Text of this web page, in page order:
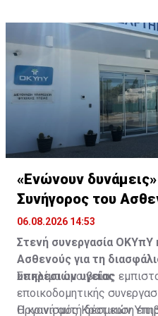
«Ενώνουν
Συνήγορος του
υγείας
06.08.2026 14:53
Στενή συνεργασία ΟΚΥπΥ
Ασθενούς για τη
υπηρεσιών υγείας
Σε κλίμα αμοιβαίας
εποικοδομητικής
Οργανισμός Κρατικών
Η κοινή αυτή δέσμευση